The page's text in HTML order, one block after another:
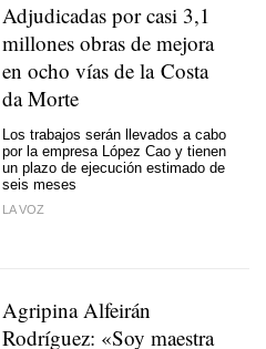
Adjudicadas por casi 3,1
millones obras de mejora
en ocho vías de la Costa
da Morte
Los trabajos serán llevados a cabo
por la empresa López Cao y tienen
un plazo de ejecución estimado de
seis meses
LA VOZ
Agripina Alfeirán
Rodríguez: «Soy maestra